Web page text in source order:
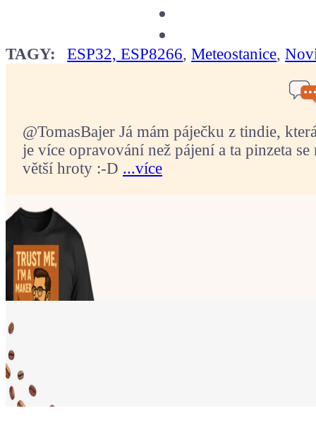
TAGY: ESP32, ESP8266,Meteostanice,
@TomasBajer Já mám páječku z tindie,
je více opravování než pájení a ta pinzeta
větší hroty :-D ...více